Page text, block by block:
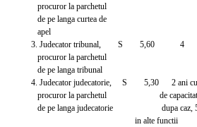
procuror la parchetul
de pe langa curtea de
apel
3. Judecator tribunal, S 5,60 4
procuror la parchetul
de pe langa tribunal
4. Judecator judecatorie, S 5,30 2 ani cu
procuror la parchetul de capacitate
de pe langa judecatorie dupa caz, 5
in alte functii